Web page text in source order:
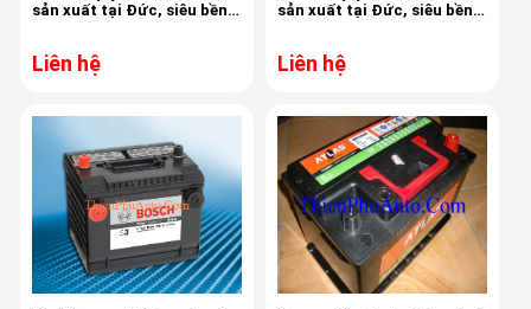
sản xuất tại Đức, siêu bền,
Liên hệ
sản xuất tại Đức, siêu bền,
Liên hệ